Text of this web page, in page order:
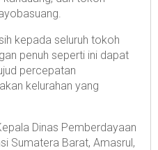
kepada seluruh tokoh
penuh seperti ini dapat
percepatan
kelurahan yang
Dinas Pemberdayaan
Sumatera Barat, Amasrul,